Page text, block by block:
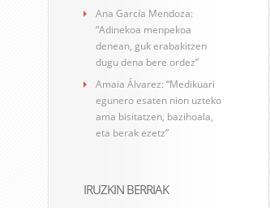
Ana García Mendoza:
“Adinekoa menpekoa
denean, guk erabakitzen
dugu dena bere ordez”
Amaia Álvarez: “Medikuari
egunero esaten nion uzteko
ama bisitatzen, bazihoala,
eta berak ezetz”
IRUZKIN BERRIAK